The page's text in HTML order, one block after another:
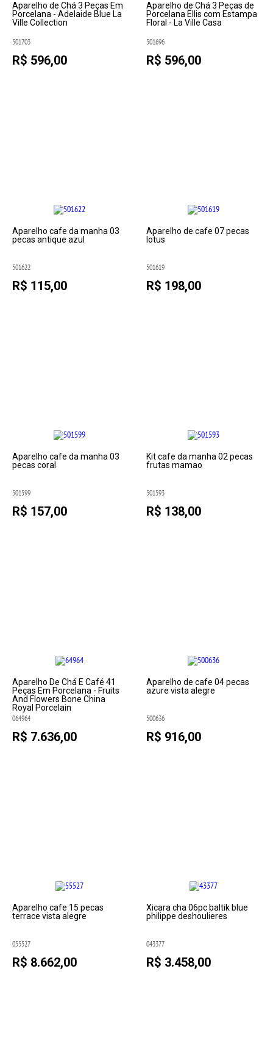
Aparelho de Chá 3 Peças Em
Porcelana - Adelaide Blue La
Ville Collection
501703
R$ 596,00
Aparelho de Chá 3 Peças de
Porcelana Ellis com Estampa
Floral - La Ville Casa
501696
R$ 596,00
Aparelho cafe da manha 03
pecas antique azul
501622
R$ 115,00
Aparelho de cafe 07 pecas
lotus
501619
R$ 198,00
Aparelho cafe da manha 03
pecas coral
501599
R$ 157,00
Kit cafe da manha 02 pecas
frutas mamao
501593
R$ 138,00
Aparelho De Chá E Café 41
Peças Em Porcelana - Fruits
And Flowers Bone China
Royal Porcelain
064964
R$ 7.636,00
Aparelho de cafe 04 pecas
azure vista alegre
500636
R$ 916,00
Aparelho cafe 15 pecas
terrace vista alegre
055527
R$ 8.662,00
Xicara cha 06pc baltik blue
philippe deshoulieres
043377
R$ 3.458,00